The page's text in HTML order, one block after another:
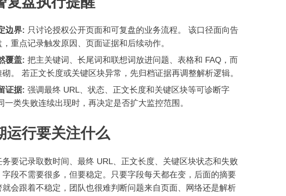
边界: 只讨论授权公开页面和可复盘的业务流程。 该口径面向告
重点记录触发原因、页面证据和后续动作。
覆盖: 把主关键词、长尾词和联想词放进问题、表格和 FAQ，而
砌。 若正文长度或关键区块异常，先归档证据再调整解析逻辑。
证据: 强调最终 URL、状态、正文长度和关键区块等可诊断字
一类失败连续出现时，再决定是否扩大监控范围。
运行要关注什么
务要记录取数时间、最终 URL、正文长度、关键区块状态和失败
字段不需要很多，但要稳定。只要字段每天都在变，后面的摘要
就会跟着不稳定，团队也很难判断问题来自页面、网络还是解析